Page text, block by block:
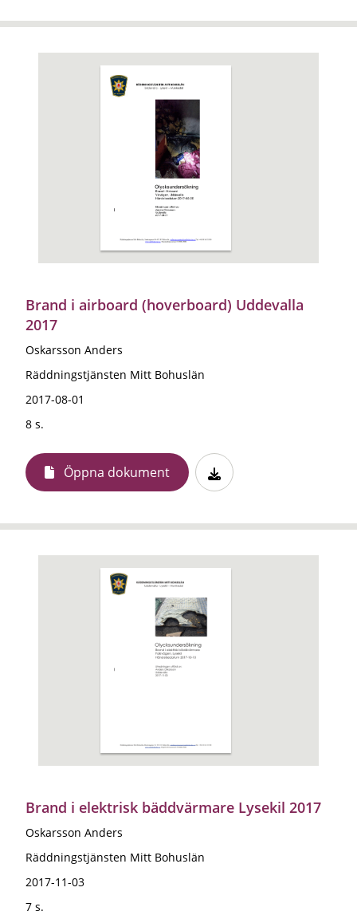
Brand i airboard (hoverboard) Uddevalla
2017
Oskarsson Anders
Räddningstjänsten Mitt Bohuslän
2017-08-01
8 s.
Öppna dokument
Brand i elektrisk bäddvärmare Lysekil 2017
Oskarsson Anders
Räddningstjänsten Mitt Bohuslän
2017-11-03
7 s.